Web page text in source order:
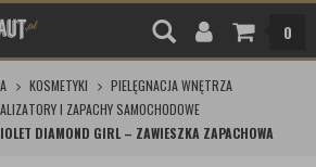
0
KOSMETYKI
PIELĘGNACJA WNĘTRZA
I ZAPACHY SAMOCHODOWE
DIAMOND GIRL – ZAWIESZKA ZAPACHOWA